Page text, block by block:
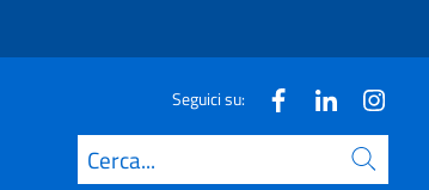
Seguici su:
Cerca